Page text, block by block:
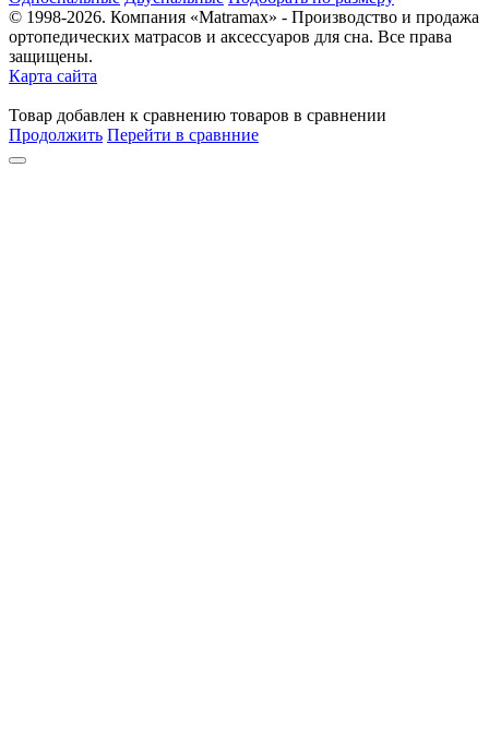
© 1998-2026. Компания «Matramax» - Производство и продажа
ортопедических матрасов и аксессуаров для сна. Все права
защищены.
Карта сайта
Товар добавлен к сравнению товаров в сравнении
Продолжить Перейти в сравнние